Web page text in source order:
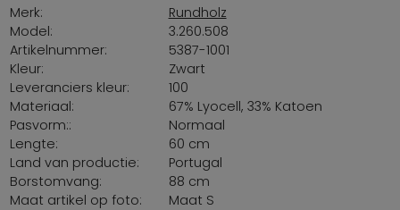
Merk:
Rundholz
Model:
3.260.508
Artikelnummer:
5387-1001
Kleur:
Zwart
Leveranciers kleur:
100
Materiaal:
67% Lyocell, 33% Katoen
Pasvorm::
Normaal
Lengte:
60 cm
Land van productie:
Portugal
Borstomvang:
88 cm
Maat artikel op foto:
Maat S